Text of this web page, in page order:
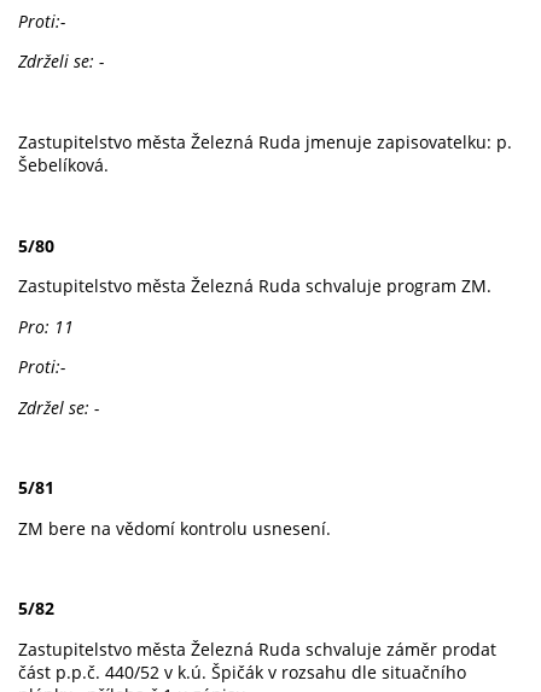
Proti:-
Zdrželi se: -
Zastupitelstvo města Železná Ruda jmenuje zapisovatelku: p.
Šebelíková.
5/80
Zastupitelstvo města Železná Ruda schvaluje program ZM.
Pro: 11
Proti:-
Zdržel se: -
5/81
ZM bere na vědomí kontrolu usnesení.
5/82
Zastupitelstvo města Železná Ruda schvaluje záměr prodat
část p.p.č. 440/52 v k.ú. Špičák v rozsahu dle situačního